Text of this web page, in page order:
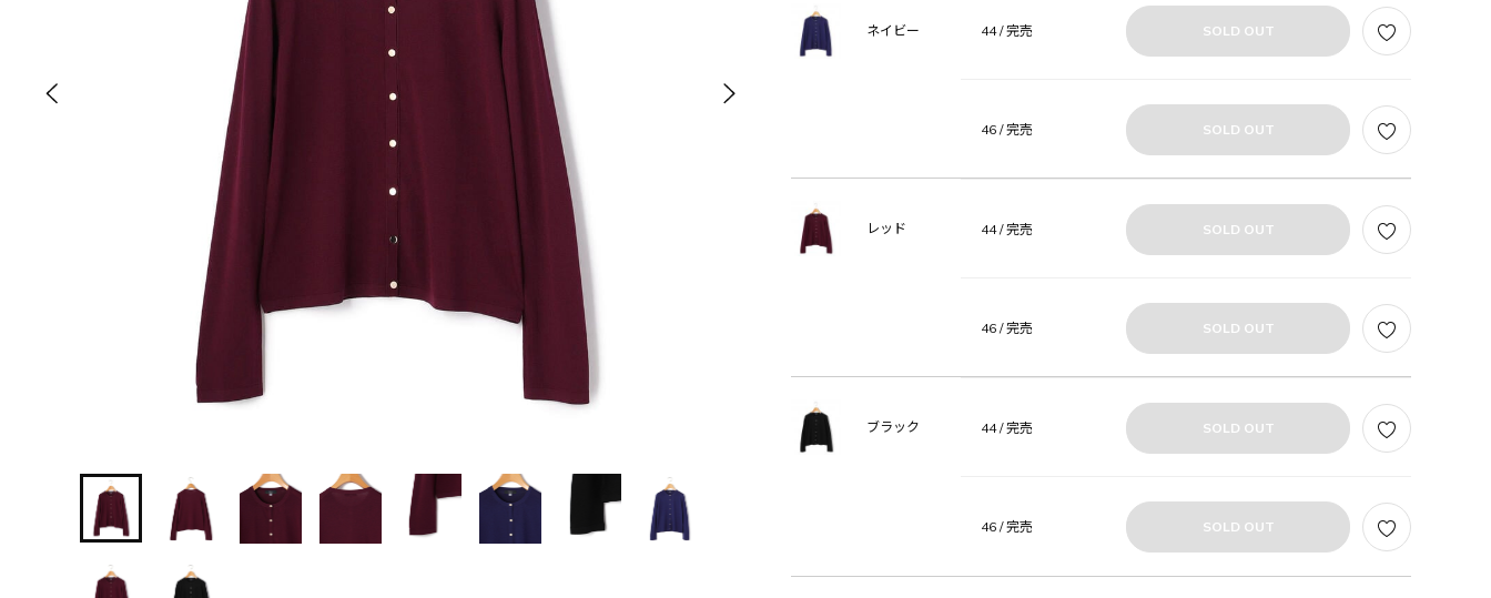
ネイビー 44 /完売 SOLD OUT
46 /完売 SOLD OUT
レッド 44 /完売 SOLD OUT
46 /完売 SOLD OUT
ブラック 44 /完売 SOLD OUT
46 /完売 SOLD OUT